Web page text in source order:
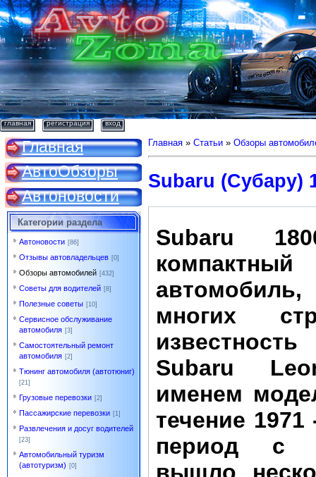
главная регистрация вход
Главная
АвтоОбзоры
Автоновости
Категории раздела
Автоновости [86]
Отзывы автовладельцев [0]
Обзоры автомобилей [432]
Советы для водителей [8]
Полезные советы [10]
Сервисное обслуживание
автомобиля [3]
Самостоятельный ремонт
автомобиля [2]
Тюнинг автомобиля (автотюниг)
[21]
Грузовые перевозки [2]
Пассажирские перевозки [1]
Развлечения и досуг водителей
[23]
Автомобильный туризм
(автотуризм) [0]
Главная » Статьи » Обзоры
Subaru (Субару)
Subaru
компактный
многих
Subaru
именем
течение 1971
период с